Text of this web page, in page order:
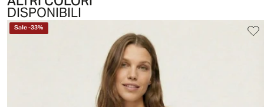
DISPONIBILI
Sale-33%